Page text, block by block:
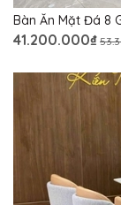
Bàn Ăn Mặt Đá 8
41.200.000₫